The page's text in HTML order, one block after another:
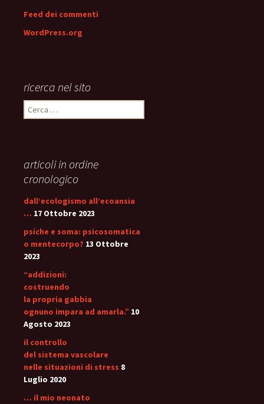
Feed dei commenti
WordPress.org
ricerca nel sito
Ricerca
per:
articoli in ordine
cronologico
dall’ecologismo all’ecoansia
… 17 Ottobre 2023
psiche e soma: psicosomatica
o mentecorpo? 13 Ottobre
2023
“addizioni:
costruendo
la propria gabbia
ognuno impara ad amarla.” 10
Agosto 2023
il controllo
del sistema vascolare
nelle situazioni di stress 8
Luglio 2020
… il mio neonato